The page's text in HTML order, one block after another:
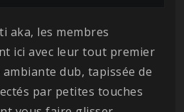
aka, les membres
ici avec leur tout premier
dub, tapissée de
par petites touches